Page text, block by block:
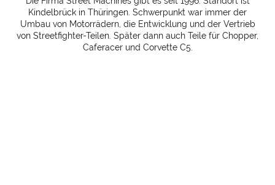
Kindelbrück in Thüringen. Schwerpunkt war immer der
Umbau von Motorrädern, die Entwicklung und der Vertrieb
von Streetfighter-Teilen. Später dann auch Teile für Chopper,
Caferacer und Corvette C5.